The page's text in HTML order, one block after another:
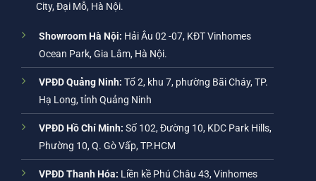
City, Đại Mỗ, Hà Nội.
Showroom Hà Nội: Hải Âu 02 -07, KĐT Vinhomes
Ocean Park, Gia Lâm, Hà Nội.
VPĐD Quảng Ninh: Tổ 2, khu 7, phường Bãi Cháy, TP.
Hạ Long, tỉnh Quảng Ninh
VPĐD Hồ Chí Minh: Số 102, Đường 10, KDC Park Hills,
Phường 10, Q. Gò Vấp, TP.HCM
VPĐD Thanh Hóa: Liền kề Phú Châu 43, Vinhomes